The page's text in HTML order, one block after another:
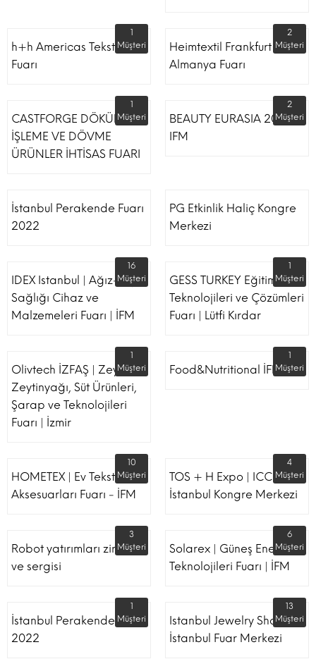
h+h Americas Tekstil
Fuarı
1
Müşteri
Heimtextil Frankfurt
Almanya Fuarı
2
Müşteri
CASTFORGE DÖKÜM,
İŞLEME VE DÖVME
ÜRÜNLER İHTİSAS FUARI
1
Müşteri
BEAUTY EURASIA 2022
IFM
2
Müşteri
İstanbul Perakende Fuarı
2022
PG Etkinlik Haliç Kongre
Merkezi
IDEX Istanbul | Ağız-Diş
Sağlığı Cihaz ve
Malzemeleri Fuarı | İFM
16
Müşteri
GESS TURKEY Eğitim
Teknolojileri ve Çözümleri
Fuarı | Lütfi Kırdar
1
Müşteri
Olivtech İZFAŞ | Zeytin,
Zeytinyağı, Süt Ürünleri,
Şarap ve Teknolojileri
Fuarı | İzmir
1
Müşteri
Food&Nutritional İFM
1
Müşteri
HOMETEX | Ev Tekstili Ve
Aksesuarları Fuarı - İFM
10
Müşteri
TOS + H Expo | ICC -
İstanbul Kongre Merkezi
4
Müşteri
Robot yatırımları zirvesi
ve sergisi
3
Müşteri
Solarex | Güneş Enerjisi &
Teknolojileri Fuarı | İFM
6
Müşteri
İstanbul Perakende Fuarı
2022
1
Müşteri
Istanbul Jewelry Show |
İstanbul Fuar Merkezi
13
Müşteri